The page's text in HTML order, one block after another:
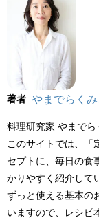
著者 やまでらくみ
料理研究家 やまでら
このサイトでは、「
セプトに、毎日の食
かりやすく紹介して
ずっと使える基本の
いますので、レシピ